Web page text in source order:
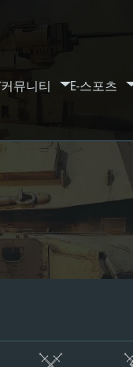
커뮤니티 E-스포츠